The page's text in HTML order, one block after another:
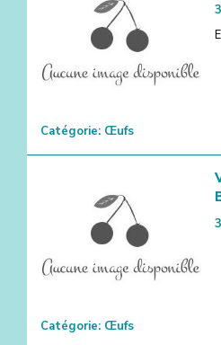
Catégorie: Œufs
Catégorie: Œufs